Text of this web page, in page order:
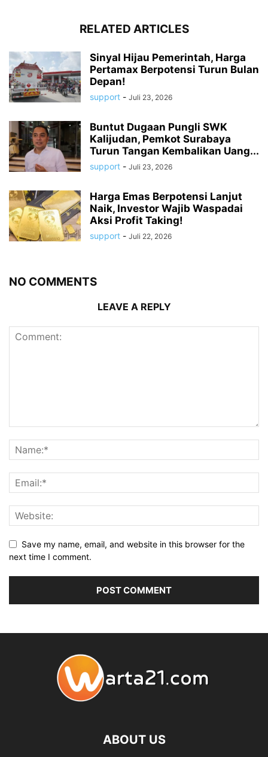
RELATED ARTICLES
Sinyal Hijau Pemerintah, Harga
Pertamax Berpotensi Turun Bulan
Depan!
support - Juli 23, 2026
Buntut Dugaan Pungli SWK
Kalijudan, Pemkot Surabaya
Turun Tangan Kembalikan Uang...
support - Juli 23, 2026
Harga Emas Berpotensi Lanjut
Naik, Investor Wajib Waspadai
Aksi Profit Taking!
support - Juli 22, 2026
NO COMMENTS
LEAVE A REPLY
Save my name, email, and website in this browser for the
next time I comment.
ABOUT US